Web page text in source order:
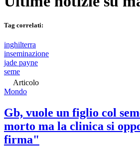
Tag correlati:
inghilterra
inseminazione
jade payne
seme
Articolo
Mondo
Gb, vuole un figlio col
morto ma la clinica si
firma"